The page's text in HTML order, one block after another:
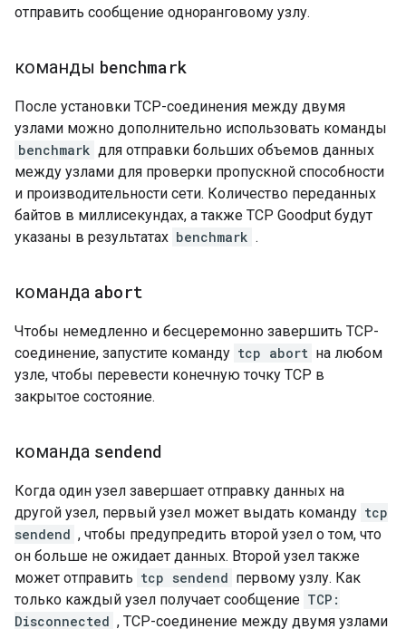
отправить сообщение одноранговому узлу.
команды benchmark
После установки TCP-соединения между двумя
узлами можно дополнительно использовать команды
benchmark для отправки больших объемов данных
между узлами для проверки пропускной способности
и производительности сети. Количество переданных
байтов в миллисекундах, а также TCP Goodput будут
указаны в результатах benchmark .
команда abort
Чтобы немедленно и бесцеремонно завершить TCP-
соединение, запустите команду tcp abort на любом
узле, чтобы перевести конечную точку TCP в
закрытое состояние.
команда sendend
Когда один узел завершает отправку данных на
другой узел, первый узел может выдать команду tcp
sendend , чтобы предупредить второй узел о том, что
он больше не ожидает данных. Второй узел также
может отправить tcp sendend первому узлу. Как
только каждый узел получает сообщение TCP:
Disconnected , TCP-соединение между двумя узлами